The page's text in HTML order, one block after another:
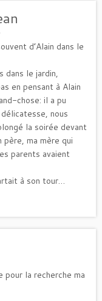
d’Alain dans le
dans le jardin,
en pensant à Alain
chose: il a pu
nous
la soirée devant
ma mère qui
parents avaient
à son tour…
pour la recherche ma